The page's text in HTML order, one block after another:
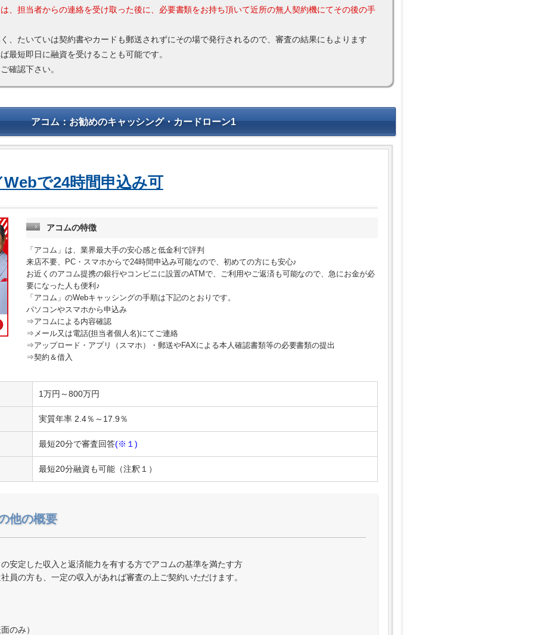
、担当者からの連絡を受け取った後に、必要書類をお持ち頂いて近所の無人契約機にてその後の手
、たいていは契約書やカードも郵送されずにその場で発行されるので、審査の結果にもよります
最短即日に融資を受けることも可能です。
確認下さい。
アコム：お勧めのキャッシング・カードローン1
で24時間申込み可
アコムの特徴
「アコム」は、業界最大手の安心感と低金利で評判
来店不要、PC・スマホからで24時間申込み可能なので、初めての方にも安心♪
お近くのアコム提携の銀行やコンビニに設置のATMで、ご利用やご返済も可能なので、急にお金が必
要になった人も便利♪
「アコム」のWebキャッシングの手順は下記のとおりです。
パソコンやスマホから申込み
⇒アコムによる内容確認
⇒メール又は電話(担当者個人名)にてご連絡
⇒アップロード・アプリ（スマホ）・郵送やFAXによる本人確認書類等の必要書類の提出
⇒契約＆借入
1万円～800万円
実質年率 2.4％～17.9％
最短20分で審査回答(※１)
最短20分融資も可能（注釈１）
他の概要
安定した収入と返済能力を有する方でアコムの基準を満たす方
員の方も、一定の収入があれば審査の上ご契約いただけます。
のみ）